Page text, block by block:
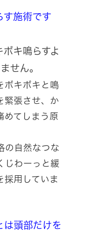
す施術です
キ鳴らすよ
せん。
ボキボキと鳴
緊張させ、か
めてしまう原
の自然なつな
じわーっと緩
採用していま
は頭部だけを